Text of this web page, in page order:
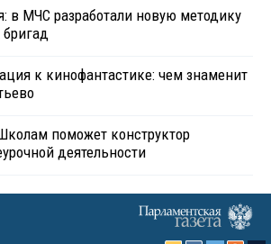
в МЧС разработали новую методику
к кинофантастике: чем знаменит
поможет конструктор
деятельности